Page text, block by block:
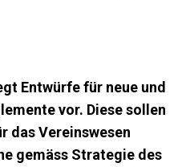
Entwürfe für neue und
vor. Diese sollen
das Vereinswesen
gemäss Strategie des